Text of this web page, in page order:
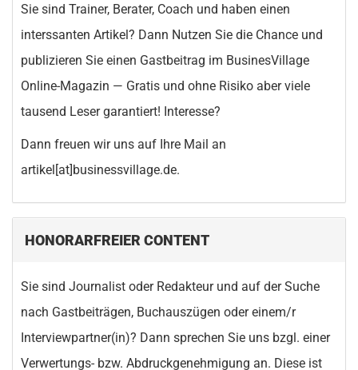
Sie sind Trainer, Berater, Coach und haben einen
interssanten Artikel? Dann Nutzen Sie die Chance und
publizieren Sie einen Gastbeitrag im BusinesVillage
Online-Magazin — Gratis und ohne Risiko aber viele
tausend Leser garantiert! Interesse?
Dann freuen wir uns auf Ihre Mail an
artikel[at]businessvillage.de.
HONORARFREIER CONTENT
Sie sind Journalist oder Redakteur und auf der Suche
nach Gastbeiträgen, Buchauszügen oder einem/r
Interviewpartner(in)? Dann sprechen Sie uns bzgl. einer
Verwertungs- bzw. Abdruckgenehmigung an. Diese ist